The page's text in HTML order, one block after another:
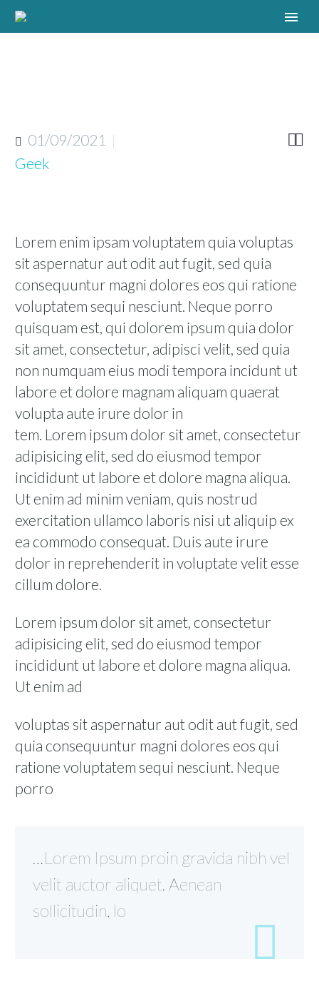

01/09/2021
Geek
Lorem enim ipsam voluptatem quia voluptas
sit aspernatur aut odit aut fugit, sed quia
consequuntur magni dolores eos qui ratione
voluptatem sequi nesciunt. Neque porro
quisquam est, qui dolorem ipsum quia dolor
sit amet, consectetur, adipisci velit, sed quia
non numquam eius modi tempora incidunt ut
labore et dolore magnam aliquam quaerat
volupta aute irure dolor in
tem. Lorem ipsum dolor sit amet, consectetur
adipisicing elit, sed do eiusmod tempor
incididunt ut labore et dolore magna aliqua.
Ut enim ad minim veniam, quis nostrud
exercitation ullamco laboris nisi ut aliquip ex
ea commodo consequat. Duis aute irure
dolor in reprehenderit in voluptate velit esse
cillum dolore.
Lorem ipsum dolor sit amet, consectetur
adipisicing elit, sed do eiusmod tempor
incididunt ut labore et dolore magna aliqua.
Ut enim ad
voluptas sit aspernatur aut odit aut fugit, sed
quia consequuntur magni dolores eos qui
ratione voluptatem sequi nesciunt. Neque
porro
…Lorem Ipsum proin gravida nibh vel
velit auctor aliquet. Aenean
sollicitudin, lo
